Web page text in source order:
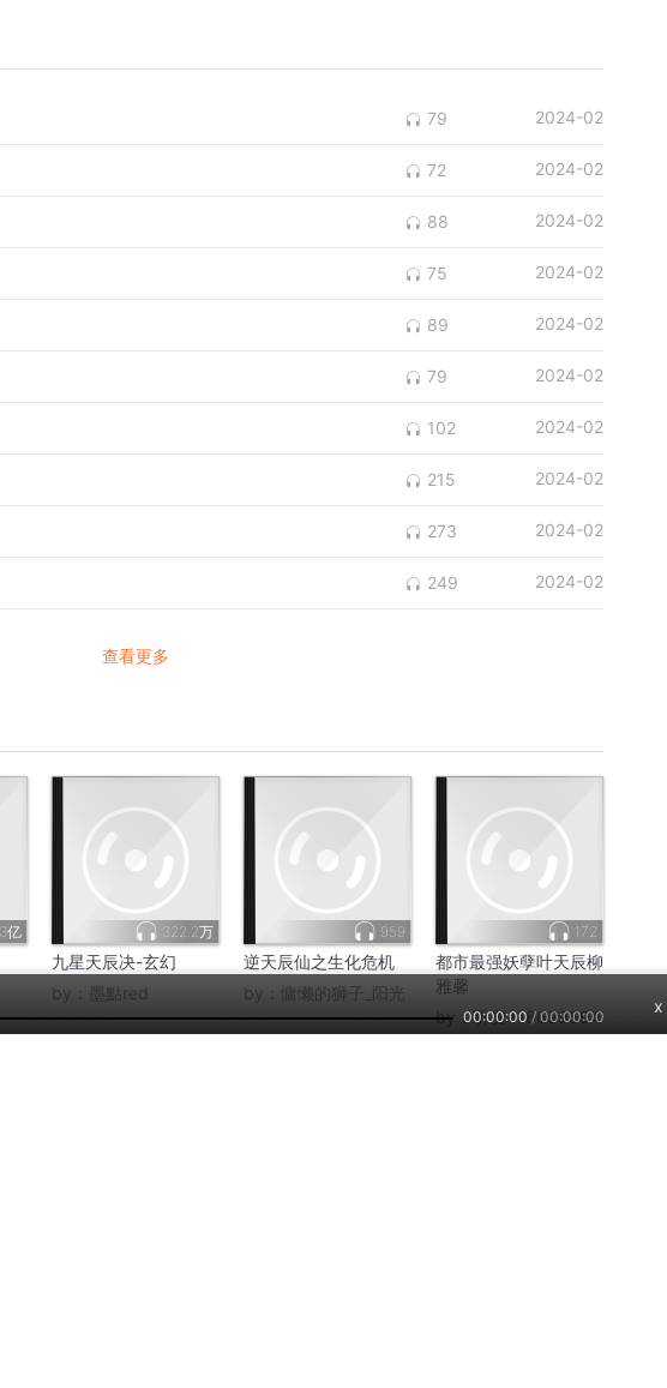
79 2024-02
72 2024-02
88 2024-02
75 2024-02
89 2024-02
79 2024-02
102 2024-02
215 2024-02
273 2024-02
249 2024-02
查看更多
亿 322.2万
九星天辰决-玄幻
by： 墨點red
959
逆天辰仙之生化危机
by： 慵懒的狮子_阳光
172
都市最强妖孽叶天辰柳
雅馨
by：听友418699594
00:00:00/00:00:00
x